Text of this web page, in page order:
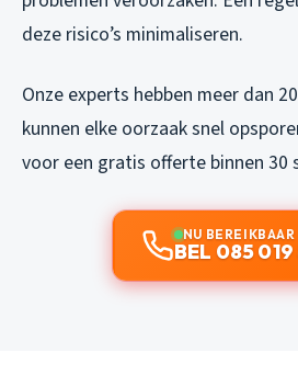
deze risico’s minimaliseren.
Onze experts hebben meer dan
kunnen elke oorzaak snel
voor een gratis offerte binnen 30
NU BEREIKBAAR
BEL 085